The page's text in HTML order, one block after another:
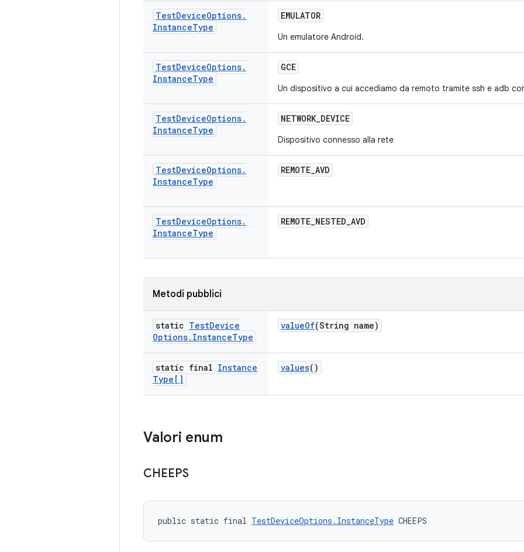
TestDeviceOptions.
InstanceType
EMULATOR
Un emulatore Android.
TestDeviceOptions.
InstanceType
GCE
Un dispositivo a cui accediamo da remoto tramite ssh e adb
TestDeviceOptions.
InstanceType
NETWORK_DEVICE
Dispositivo connesso alla rete
TestDeviceOptions.
InstanceType
REMOTE_AVD
TestDeviceOptions.
InstanceType
REMOTE_NESTED_AVD
Metodi pubblici
static TestDevice
Options. InstanceType
valueOf(String name)
static final Instance
Type[]
values()
Valori enum
CHEEPS
public static final TestDeviceOptions.InstanceType CHEEPS